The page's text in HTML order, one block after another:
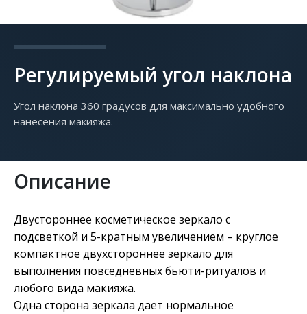
Регулируемый угол наклона
Угол наклона 360 градусов для максимально удобного
нанесения макияжа.
Описание
Двустороннее косметическое зеркало с
подсветкой и 5-кратным увеличением – круглое
компактное двухстороннее зеркало для
выполнения повседневных бьюти-ритуалов и
любого вида макияжа.
Одна сторона зеркала дает нормальное